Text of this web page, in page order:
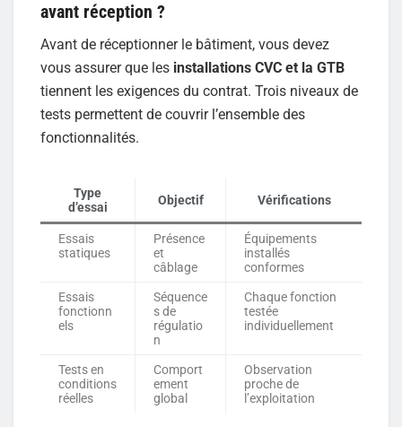
avant réception ?
Avant de réceptionner le bâtiment, vous devez
vous assurer que les installations CVC et la GTB
tiennent les exigences du contrat. Trois niveaux de
tests permettent de couvrir l’ensemble des
fonctionnalités.
Type
d’essai
Objectif Vérifications
Essais
statiques
Présence
et
câblage
Équipements
installés
conformes
Essais
fonctionn
els
Séquence
s de
régulatio
n
Chaque fonction
testée
individuellement
Tests en
conditions
réelles
Comport
ement
global
Observation
proche de
l’exploitation